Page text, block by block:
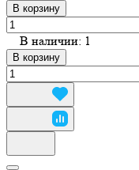
В корзину
В наличии: 1
В корзину